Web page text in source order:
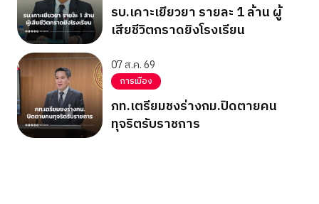
รบ.เคาะเยียวยา รายละ 1 ล้าน ผู้
เสียชีวิตกราดยิงโรงเรียน
07 ส.ค. 69
การเมือง
ภท.เตรียมชงร่างกม.ปิดตายคน
ทุจริตรับราชการ